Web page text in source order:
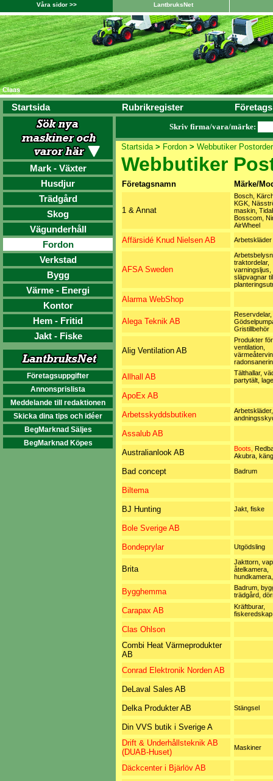
Våra sidor >> LantbruksNet
Startsida Rubrikregister
Mark - Växter
Husdjur
Trädgård
Skog
Vägunderhåll
Fordon
Verkstad
Bygg
Värme - Energi
Kontor
Hem - Fritid
Jakt - Fiske
Företagsuppgifter
Annonsprislista
Meddelande till redaktionen
Skicka dina tips och idéer
BegMarknad Säljes
BegMarknad Köpes
Skriv firma/vara/märke:
Startsida> Fordon > Webbutiker Postorder
Webbutiker
Företagsnamn Märke/
1 & Annat
Bosch,
KGK,
maskin,
Bosscom,
AirWheel
Affärsidé Knud Nielsen AB Arbetskläder
AFSA Sweden
traktordelar,
varningsljus,
släpvagnar
Alarma WebShop
Alega Teknik AB
Reservdelar,
Gristillbehör
Alig Ventilation AB
Produkter för
ventilation,
Allhall AB
Tälthallar,
partytält,
ApoEx AB
Arbetsskyddsbutiken
Arbetskläder,
Assalub AB
Australianlook AB Boots,
Akubra,
Bad concept Badrum
Biltema
BJ Hunting Jakt, fiske
Bole Sverige AB
Bondeprylar Utgödsling
Brita
Jakttorn,
åtelkamera,
Bygghemma
Badrum,
trädgård,
Carapax AB
Kräftburar,
Clas Ohlson
Combi Heat Värmeprodukter
AB
Conrad Elektronik Norden AB
DeLaval Sales AB
Delka Produkter AB Stängsel
Din VVS butik i Sverige A
Drift & Underhållsteknik AB
(DUAB-Huset)
Maskiner
Däckcenter i Bjärlöv AB